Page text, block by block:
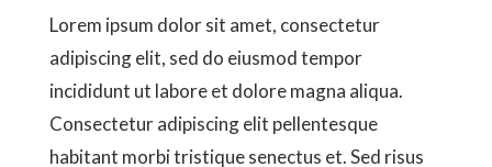
Lorem ipsum dolor sit amet, consectetur
adipiscing elit, sed do eiusmod tempor
incididunt ut labore et dolore magna aliqua.
Consectetur adipiscing elit pellentesque
habitant morbi tristique senectus et. Sed risus